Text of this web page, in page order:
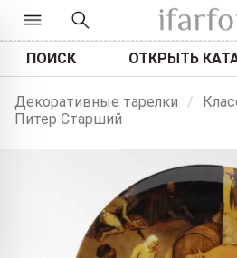
ПОИСК ОТКРЫТЬ
Декоративные тарелки /
Питер Старший